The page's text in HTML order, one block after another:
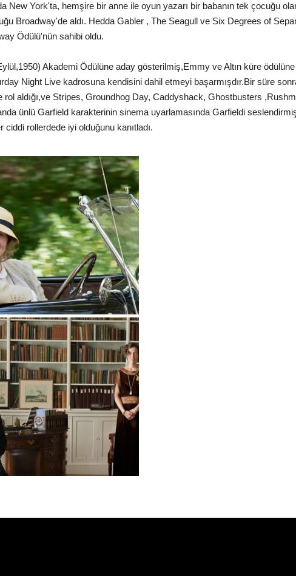
New York'ta, hemşire bir anne ile oyun yazarı bir babanın tek çocuğu
Broadway'de aldı. Hedda Gabler , The Seagull ve Six Degrees of
Ödülü'nün sahibi oldu.
Akademi Ödülüne aday gösterilmiş,Emmy ve Altın küre
Night Live kadrosuna kendisini dahil etmeyi başarmışdır.Bir süre
rol aldığı,ve Stripes, Groundhog Day, Caddyshack, Ghostbusters
ünlü Garfield karakterinin sinema uyarlamasında Garfieldi
rollerdede iyi olduğunu kanıtladı.